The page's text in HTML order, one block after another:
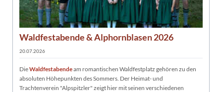
Waldfestabende & Alphornblasen 2026
20.07.2026
DieWaldfestabendeam romantischen Waldfestplatz gehören zu den
absoluten Höhepunkten des Sommers. Der Heimat- und
Trachtenverein "Alpspitzler" zeigt hier mit seinen verschiedenen